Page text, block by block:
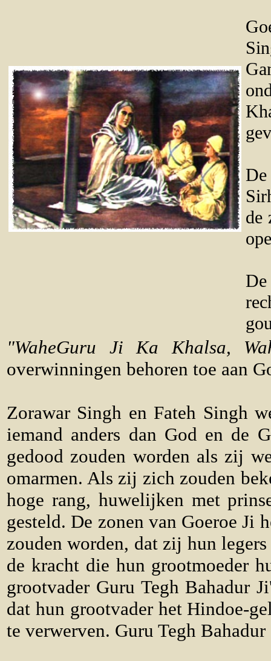
De
de
"WaheGuru Ji Ka Khalsa,
overwinningen behoren toe aan
Zorawar Singh en Fateh Singh
iemand anders dan God en de
gedood zouden worden als zij
omarmen. Als zij zich zouden
hoge rang, huwelijken met
gesteld. De zonen van Goeroe Ji
zouden worden, dat zij hun
de kracht die hun grootmoeder
grootvader Guru Tegh Bahadur
dat hun grootvader het Hindoe-
te verwerven. Guru Tegh Bahadur